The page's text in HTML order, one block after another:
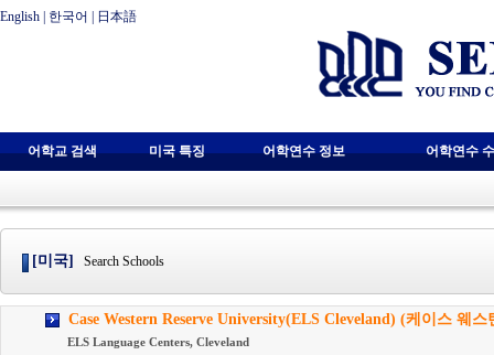
English 한국어 日本語
어학교 검색 미국 특징 어학연수 정보 어학연수
[미국] Search Schools
Case Western Reserve University(ELS Cleveland) (케이스 웨
ELS Language Centers, Cleveland